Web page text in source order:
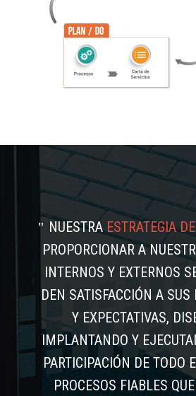
NUESTRAESTRATEGIA
PROPORCIONAR A
INTERNOS Y EXTERNOS
DEN SATISFACCIÓN A SUS
Y EXPECTATIVAS,
IMPLANTANDO Y
PARTICIPACIÓN DE TODO
PROCESOS FIABLES